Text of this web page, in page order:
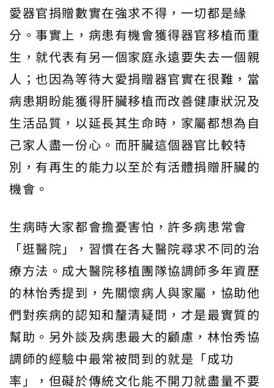
愛器官捐贈數實在強求不得，一切都是緣
分。事實上，病患有機會獲得器官移植而重
生，就代表有另一個家庭永遠要失去一個親
人；也因為等待大愛捐贈器官實在很難，當
病患期盼能獲得肝臟移植而改善健康狀況及
生活品質，以延長其生命時，家屬都想為自
己家人盡一份心。而肝臟這個器官比較特
別，有再生的能力以至於有活體捐贈肝臟的
機會。
生病時大家都會擔憂害怕，許多病患常會
「逛醫院」，習慣在各大醫院尋求不同的治
療方法。成大醫院移植團隊協調師多年資歷
的林怡秀提到，先關懷病人與家屬，協助他
們對疾病的認知和釐清疑問，才是最實質的
幫助。另外談及病患最大的顧慮，林怡秀協
調師的經驗中最常被問到的就是「成功
率」，但礙於傳統文化能不開刀就盡量不要